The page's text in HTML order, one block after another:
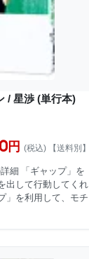
/ 星渉 (単行本)
円 (税込) 【送料別】
細 「ギャップ」を
出して行動してくれ
」を利用して、モチ